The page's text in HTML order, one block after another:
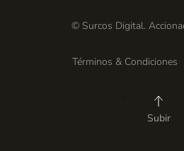
© Surcos Digital.
Términos & Condiciones
Subir